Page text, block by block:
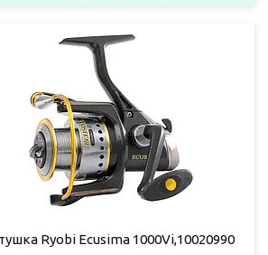
Ryobi Ecusima 1000Vi,10020990